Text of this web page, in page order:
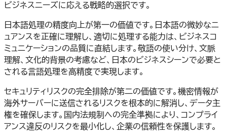
ビジネスニーズに応える戦略的選択です。
日本語処理の精度向上が第一の価値です。日本語の微妙なニ
ュアンスを正確に理解し、適切に処理する能力は、ビジネスコ
ミュニケーションの品質に直結します。敬語の使い分け、文脈
理解、文化的背景の考慮など、日本のビジネスシーンで必要と
される言語処理を高精度で実現します。
セキュリティリスクの完全排除が第二の価値です。機密情報が
海外サーバーに送信されるリスクを根本的に解消し、データ主
権を確保します。国内法規制への完全準拠により、コンプライ
アンス違反のリスクを最小化し、企業の信頼性を保護します。